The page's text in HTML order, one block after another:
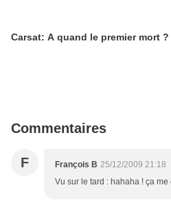
Carsat: A quand le premier mort ?
Commentaires
F François B 25/12/2009 21:18
Vu sur le tard : hahaha ! ça